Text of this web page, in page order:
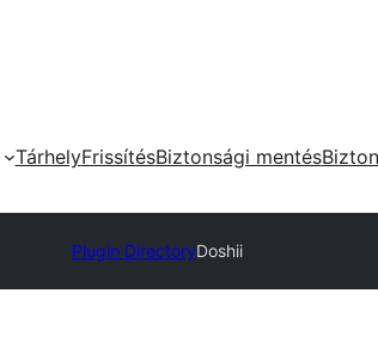
TárhelyFrissítésBiztonsági mentés
Plugin DirectoryDoshii